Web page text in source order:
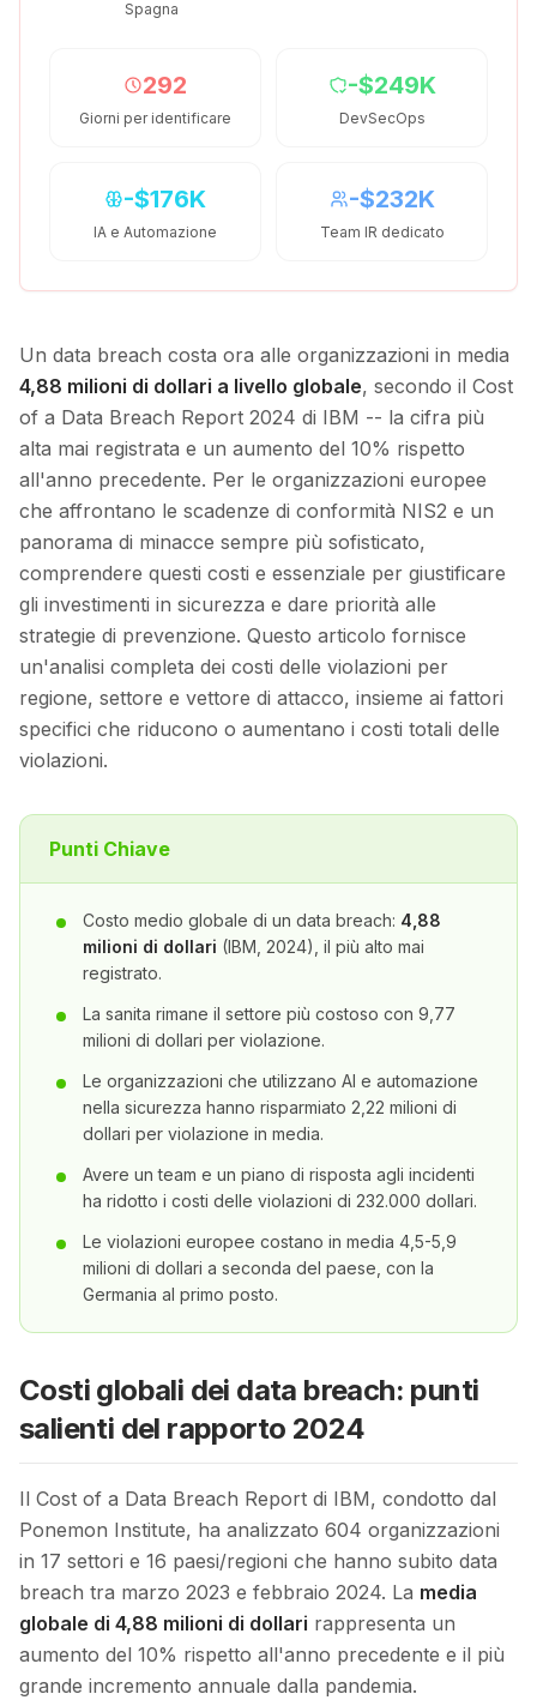
Spagna
292
Giorni per identificare
-$249K
DevSecOps
-$176K
IA e Automazione
-$232K
Team IR dedicato
Un data breach costa ora alle organizzazioni in media
4,88 milioni di dollari a livello globale, secondo il Cost
of a Data Breach Report 2024 di IBM -- la cifra più
alta mai registrata e un aumento del 10% rispetto
all'anno precedente. Per le organizzazioni europee
che affrontano le scadenze di conformità NIS2 e un
panorama di minacce sempre più sofisticato,
comprendere questi costi e essenziale per giustificare
gli investimenti in sicurezza e dare priorità alle
strategie di prevenzione. Questo articolo fornisce
un'analisi completa dei costi delle violazioni per
regione, settore e vettore di attacco, insieme ai fattori
specifici che riducono o aumentano i costi totali delle
violazioni.
Punti Chiave
Costo medio globale di un data breach: 4,88
milioni di dollari (IBM, 2024), il più alto mai
registrato.
La sanita rimane il settore più costoso con 9,77
milioni di dollari per violazione.
Le organizzazioni che utilizzano AI e automazione
nella sicurezza hanno risparmiato 2,22 milioni di
dollari per violazione in media.
Avere un team e un piano di risposta agli incidenti
ha ridotto i costi delle violazioni di 232.000 dollari.
Le violazioni europee costano in media 4,5-5,9
milioni di dollari a seconda del paese, con la
Germania al primo posto.
Costi globali dei data breach: punti
salienti del rapporto 2024
Il Cost of a Data Breach Report di IBM, condotto dal
Ponemon Institute, ha analizzato 604 organizzazioni
in 17 settori e 16 paesi/regioni che hanno subito data
breach tra marzo 2023 e febbraio 2024. La media
globale di 4,88 milioni di dollari rappresenta un
aumento del 10% rispetto all'anno precedente e il più
grande incremento annuale dalla pandemia.